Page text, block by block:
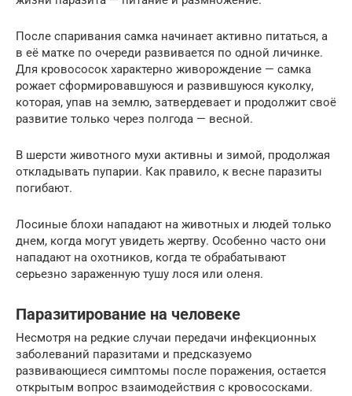
После спаривания самка начинает активно питаться, а
в её матке по очереди развивается по одной личинке.
Для кровососок характерно живорождение — самка
рожает сформировавшуюся и развившуюся куколку,
которая, упав на землю, затвердевает и продолжит своё
развитие только через полгода — весной.
В шерсти животного мухи активны и зимой, продолжая
откладывать пупарии. Как правило, к весне паразиты
погибают.
Лосиные блохи нападают на животных и людей только
днем, когда могут увидеть жертву. Особенно часто они
нападают на охотников, когда те обрабатывают
серьезно зараженную тушу лося или оленя.
Паразитирование на человеке
Несмотря на редкие случаи передачи инфекционных
заболеваний паразитами и предсказуемо
развивающиеся симптомы после поражения, остается
открытым вопрос взаимодействия с кровососками.